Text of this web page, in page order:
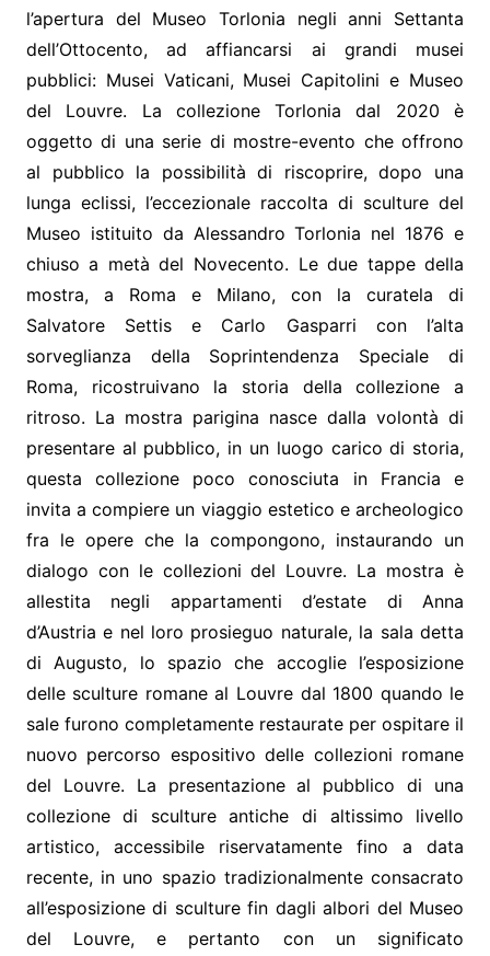
l’apertura del Museo Torlonia negli anni Settanta
dell’Ottocento, ad affiancarsi ai grandi musei
pubblici: Musei Vaticani, Musei Capitolini e Museo
del Louvre. La collezione Torlonia dal 2020 è
oggetto di una serie di mostre-evento che offrono
al pubblico la possibilità di riscoprire, dopo una
lunga eclissi, l’eccezionale raccolta di sculture del
Museo istituito da Alessandro Torlonia nel 1876 e
chiuso a metà del Novecento. Le due tappe della
mostra, a Roma e Milano, con la curatela di
Salvatore Settis e Carlo Gasparri con l’alta
sorveglianza della Soprintendenza Speciale di
Roma, ricostruivano la storia della collezione a
ritroso. La mostra parigina nasce dalla volontà di
presentare al pubblico, in un luogo carico di storia,
questa collezione poco conosciuta in Francia e
invita a compiere un viaggio estetico e archeologico
fra le opere che la compongono, instaurando un
dialogo con le collezioni del Louvre. La mostra è
allestita negli appartamenti d’estate di Anna
d’Austria e nel loro prosieguo naturale, la sala detta
di Augusto, lo spazio che accoglie l’esposizione
delle sculture romane al Louvre dal 1800 quando le
sale furono completamente restaurate per ospitare il
nuovo percorso espositivo delle collezioni romane
del Louvre. La presentazione al pubblico di una
collezione di sculture antiche di altissimo livello
artistico, accessibile riservatamente fino a data
recente, in uno spazio tradizionalmente consacrato
all’esposizione di sculture fin dagli albori del Museo
del Louvre, e pertanto con un significato